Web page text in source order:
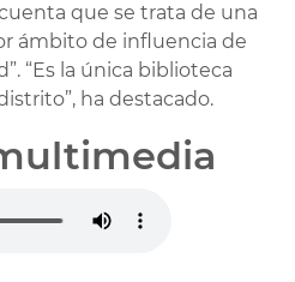
que se trata de una
ámbito de influencia de
“Es la única biblioteca
ha destacado.